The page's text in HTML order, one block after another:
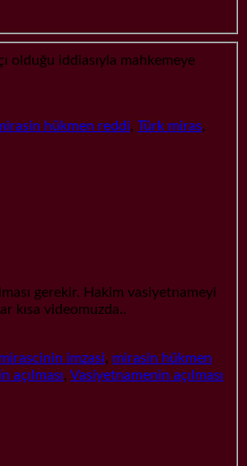
olduğu iddiasıyla mahkemeye
hükmen reddi, Türk miras,
gerekir. Hakim vasiyetnameyi
kısa videomuzda..
mirascinin imzasi, mirasin hükmen
açılması, Vasiyetnamenin açılması